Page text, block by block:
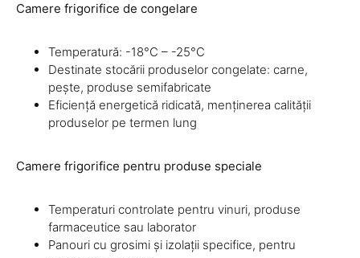
Camere frigorifice de congelare
Temperatură: -18°C – -25°C
Destinate stocării produselor congelate: carne,
pește, produse semifabricate
Eficiență energetică ridicată, menținerea calității
produselor pe termen lung
Camere frigorifice pentru produse speciale
Temperaturi controlate pentru vinuri, produse
farmaceutice sau laborator
Panouri cu grosimi și izolații specifice, pentru